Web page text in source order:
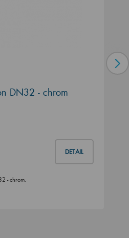
DN32 - chrom
DETAIL
- chrom.